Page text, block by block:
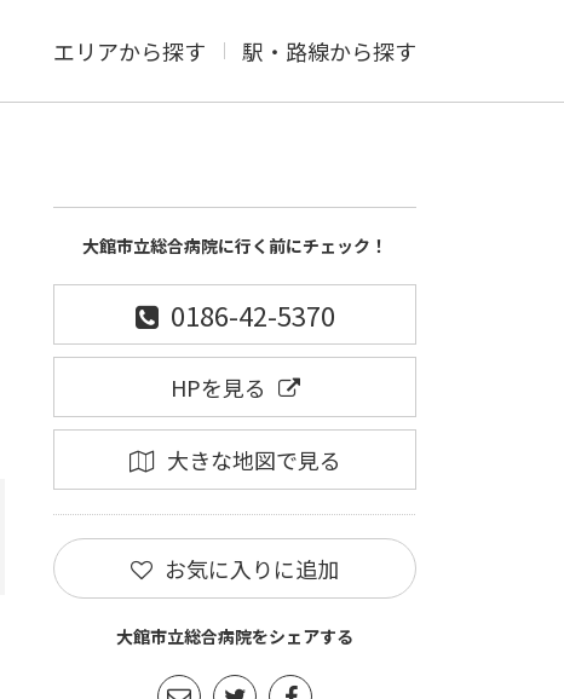
エリアから探す 駅・路線から探す
大館市立総合病院に行く前にチェック！
0186-42-5370
HPを見る
大きな地図で見る
お気に入りに追加
大館市立総合病院をシェアする